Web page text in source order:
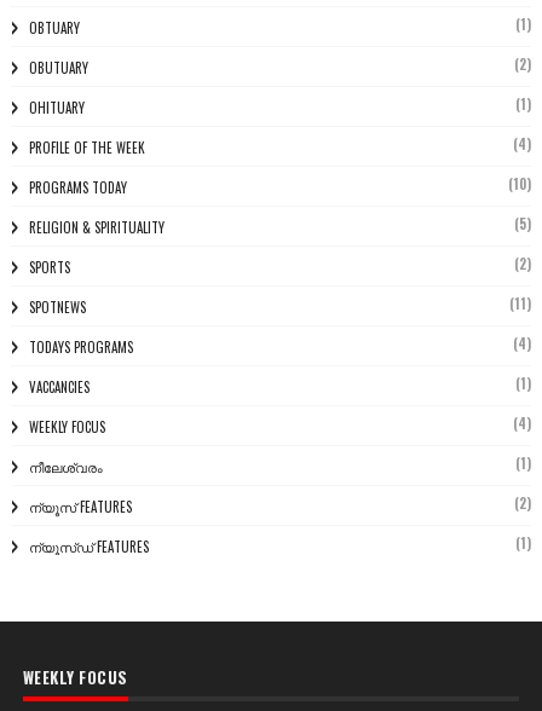
OBTUARY (1)
OBUTUARY (2)
OHITUARY (1)
PROFILE OF THE WEEK (4)
PROGRAMS TODAY (10)
RELIGION & SPIRITUALITY (5)
SPORTS (2)
SPOTNEWS (11)
TODAYS PROGRAMS (4)
VACCANCIES (1)
WEEKLY FOCUS (4)
നീലേശ്വരം (1)
ന്യൂസ് FEATURES (2)
ന്യൂസ്ഡ് FEATURES (1)
WEEKLY FOCUS